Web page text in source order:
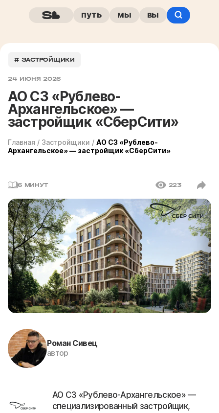
путь мы вы
# ЗАСТРОЙЩИКИ
24 ИЮНЯ 2026
АО СЗ «Рублево-
Архангельское» —
застройщик «СберСити»
Главная / Застройщики / АО СЗ «Рублево-
Архангельское» — застройщик «СберСити»
6 МИНУТ 223
Роман Сивец
автор
АО СЗ «Рублево-Архангельское» —
специализированный застройщик,